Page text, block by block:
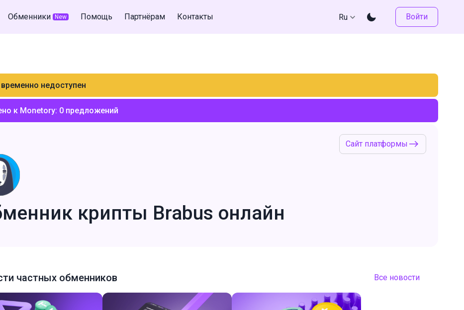
Обменники New Помощь Партнёрам Контакты Ru Войти
недоступен
к Monetory: 0 предложений
Сайт платформы
крипты Brabus онлайн
частных обменников Все новости